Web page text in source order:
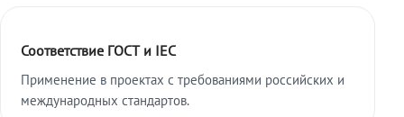
Соответствие ГОСТ и IEC
Применение в проектах с требованиями российских и
международных стандартов.